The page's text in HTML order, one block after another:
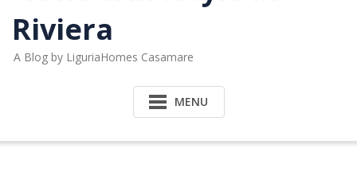
Riviera
A Blog by LiguriaHomes Casamare
MENU